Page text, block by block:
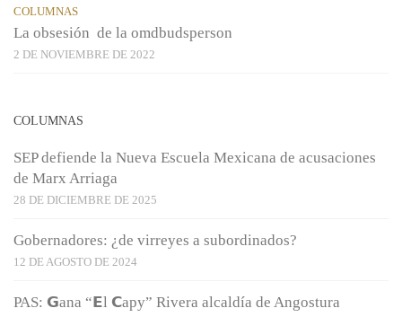
COLUMNAS
La obsesión de la omdbudsperson
2 DE NOVIEMBRE DE 2022
COLUMNAS
SEP defiende la Nueva Escuela Mexicana de acusaciones
de Marx Arriaga
28 DE DICIEMBRE DE 2025
Gobernadores: ¿de virreyes a subordinados?
12 DE AGOSTO DE 2024
PAS: 𝗚ana “𝗘l 𝗖apy” Rivera alcaldía de Angostura